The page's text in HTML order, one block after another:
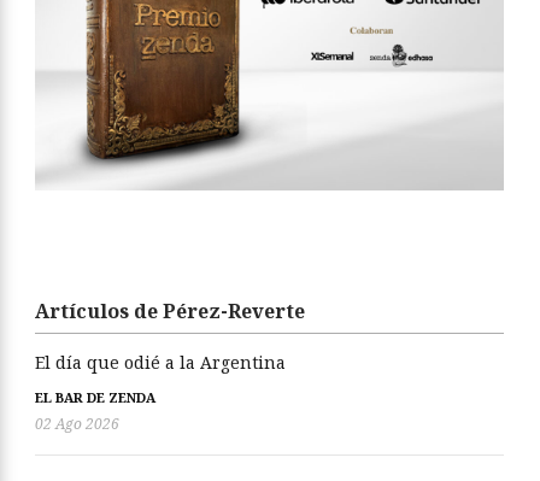
Artículos de Pérez-Reverte
El día que odié a la Argentina
EL BAR DE ZENDA
02 Ago 2026